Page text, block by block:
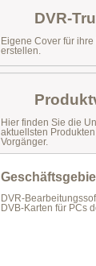
DVR-
Eigene Cover für
erstellen.
Hier finden Sie die
aktuellsten
Vorgänger.
Geschäftsgebiet
DVR-
DVB-Karten für PCs